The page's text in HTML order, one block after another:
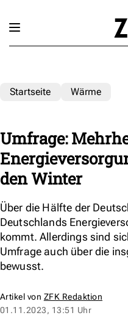
Startseite Wärme
Umfrage:
den Winter
Über die Hälfte der
Deutschlands
kommt. Allerdings sind
Umfrage auch über die
bewusst.
Artikel von ZFK Redaktion
01.11.2023, 13:51 Uhr